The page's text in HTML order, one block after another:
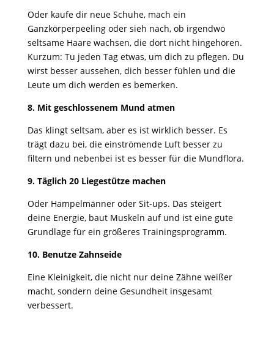
Oder kaufe dir neue Schuhe, mach ein
Ganzkörperpeeling oder sieh nach, ob irgendwo
seltsame Haare wachsen, die dort nicht hingehören.
Kurzum: Tu jeden Tag etwas, um dich zu pflegen. Du
wirst besser aussehen, dich besser fühlen und die
Leute um dich werden es bemerken.
8. Mit geschlossenem Mund atmen
Das klingt seltsam, aber es ist wirklich besser. Es
trägt dazu bei, die einströmende Luft besser zu
filtern und nebenbei ist es besser für die Mundflora.
9. Täglich 20 Liegestütze machen
Oder Hampelmänner oder Sit-ups. Das steigert
deine Energie, baut Muskeln auf und ist eine gute
Grundlage für ein größeres Trainingsprogramm.
10. Benutze Zahnseide
Eine Kleinigkeit, die nicht nur deine Zähne weißer
macht, sondern deine Gesundheit insgesamt
verbessert.